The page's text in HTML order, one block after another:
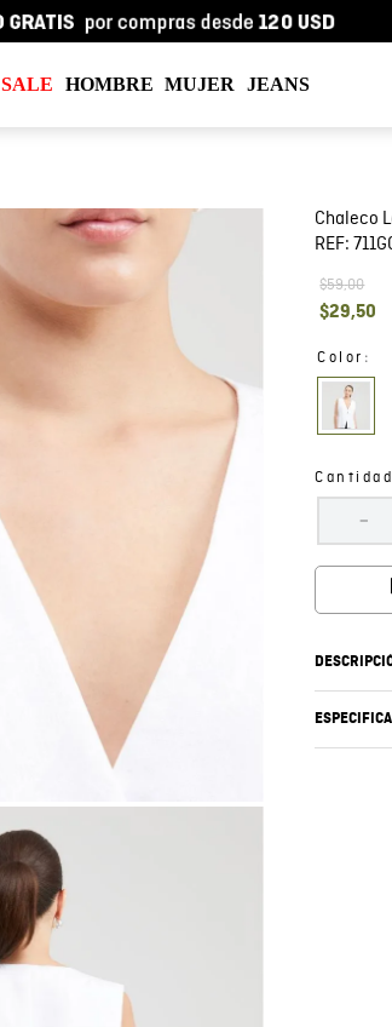
SALE HOMBRE MUJER JEANS
Chaleco
REF:
$59,00
$29,50
Color :
Cantidad
－